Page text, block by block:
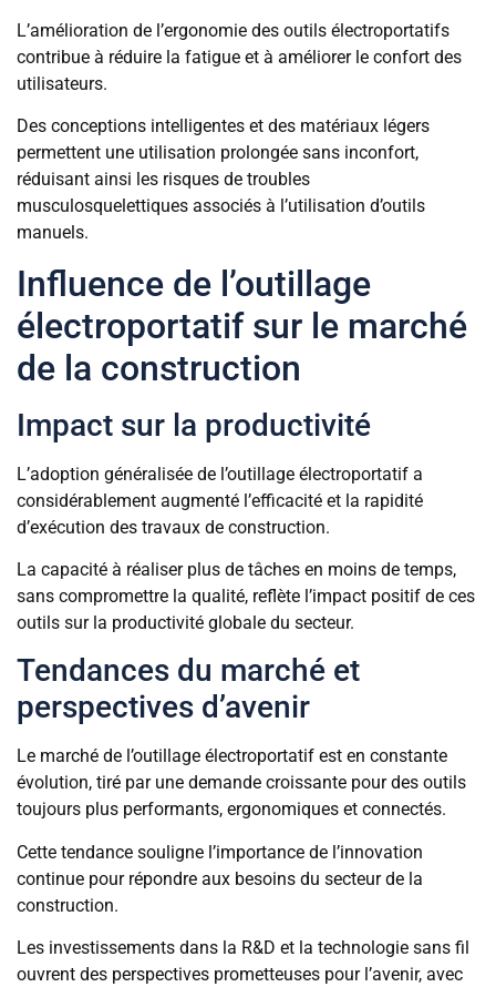
L’amélioration de l’ergonomie des outils électroportatifs
contribue à réduire la fatigue et à améliorer le confort des
utilisateurs.
Des conceptions intelligentes et des matériaux légers
permettent une utilisation prolongée sans inconfort,
réduisant ainsi les risques de troubles
musculosquelettiques associés à l’utilisation d’outils
manuels.
Influence de l’outillage
électroportatif sur le marché
de la construction
Impact sur la productivité
L’adoption généralisée de l’outillage électroportatif a
considérablement augmenté l’efficacité et la rapidité
d’exécution des travaux de construction.
La capacité à réaliser plus de tâches en moins de temps,
sans compromettre la qualité, reflète l’impact positif de ces
outils sur la productivité globale du secteur.
Tendances du marché et
perspectives d’avenir
Le marché de l’outillage électroportatif est en constante
évolution, tiré par une demande croissante pour des outils
toujours plus performants, ergonomiques et connectés.
Cette tendance souligne l’importance de l’innovation
continue pour répondre aux besoins du secteur de la
construction.
Les investissements dans la R&D et la technologie sans fil
ouvrent des perspectives prometteuses pour l’avenir, avec